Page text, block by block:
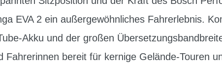
EVA 2 ein außergewöhnliches Fahrerlebnis.
Akku und der großen
Fahrerinnen bereit für kernige Gelände-Touren